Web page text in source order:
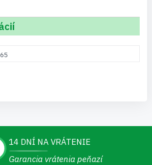
14 DNÍ NA VRÁTENIE
Garancia vrátenia peňazí